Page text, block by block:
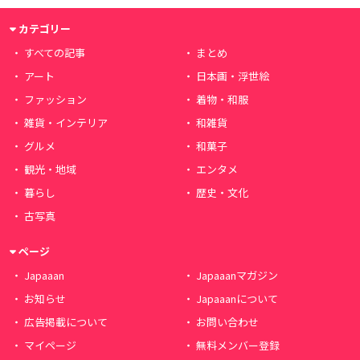
カテゴリー
すべての記事
まとめ
アート
日本画・浮世絵
ファッション
着物・和服
雑貨・インテリア
和雑貨
グルメ
和菓子
観光・地域
エンタメ
暮らし
歴史・文化
古写真
ページ
Japaaan
Japaaanマガジン
お知らせ
Japaaanについて
広告掲載について
お問い合わせ
マイページ
無料メンバー登録